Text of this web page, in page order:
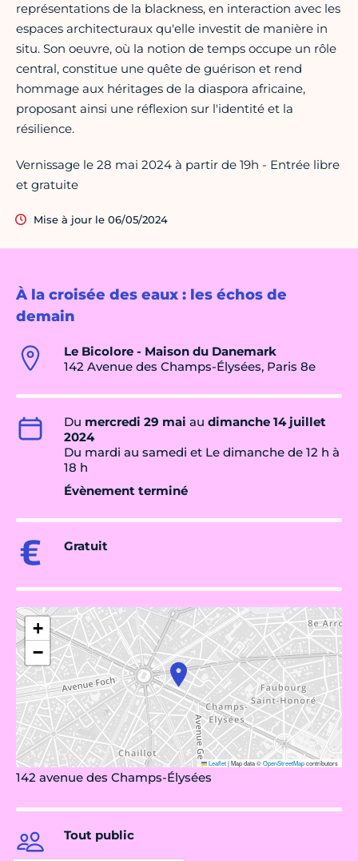
À la croisée des eaux : les échos de
demain
Le Bicolore - Maison du Danemark
142 Avenue des Champs-Élysées, Paris 8e
Du mercredi 29 mai au dimanche 14 juillet
2024
Du mardi au samedi et Le dimanche de 12 h à
18 h
Évènement terminé
Gratuit
+
−
Leaflet|Map data ©OpenStreetMapcontributors
142 avenue des Champs-Élysées
Tout public
représentations de la blackness, en interaction avec les
espaces architecturaux qu'elle investit de manière in
situ. Son oeuvre, où la notion de temps occupe un rôle
central, constitue une quête de guérison et rend
hommage aux héritages de la diaspora africaine,
proposant ainsi une réflexion sur l'identité et la
résilience.
Vernissage le 28 mai 2024 à partir de 19h - Entrée libre
et gratuite
Mise à jour le 06/05/2024